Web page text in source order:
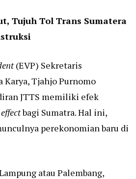
Tujuh Tol Trans Sumatera
(EVP) Sekretaris
Karya, Tjahjo Purnomo
JTTS memiliki efek
bagi Sumatra. Hal ini,
perekonomian baru di
atau Palembang,